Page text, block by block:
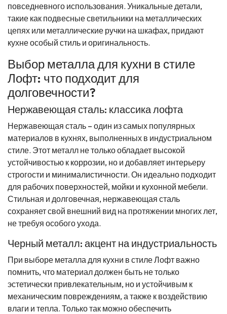
повседневного использования. Уникальные детали,
такие как подвесные светильники на металлических
цепях или металлические ручки на шкафах, придают
кухне особый стиль и оригинальность.
Выбор металла для кухни в стиле
Лофт: что подходит для
долговечности?
Нержавеющая сталь: классика лофта
Нержавеющая сталь – один из самых популярных
материалов в кухнях, выполненных в индустриальном
стиле. Этот металл не только обладает высокой
устойчивостью к коррозии, но и добавляет интерьеру
строгости и минималистичности. Он идеально подходит
для рабочих поверхностей, мойки и кухонной мебели.
Стильная и долговечная, нержавеющая сталь
сохраняет свой внешний вид на протяжении многих лет,
не требуя особого ухода.
Черный металл: акцент на индустриальность
При выборе металла для кухни в стиле Лофт важно
помнить, что материал должен быть не только
эстетически привлекательным, но и устойчивым к
механическим повреждениям, а также к воздействию
влаги и тепла. Только так можно обеспечить